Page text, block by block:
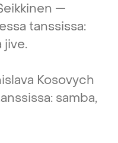
—
tanssissa:
jive.
Kosovych
samba,